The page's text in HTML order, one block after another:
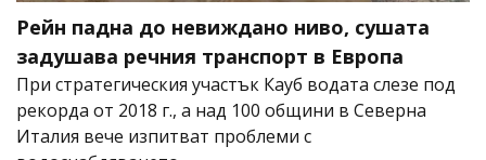
Рейн падна до невиждано ниво, сушата
задушава речния транспорт в Европа
При стратегическия участък Кауб водата слезе под
рекорда от 2018 г., а над 100 общини в Северна
Италия вече изпитват проблеми с